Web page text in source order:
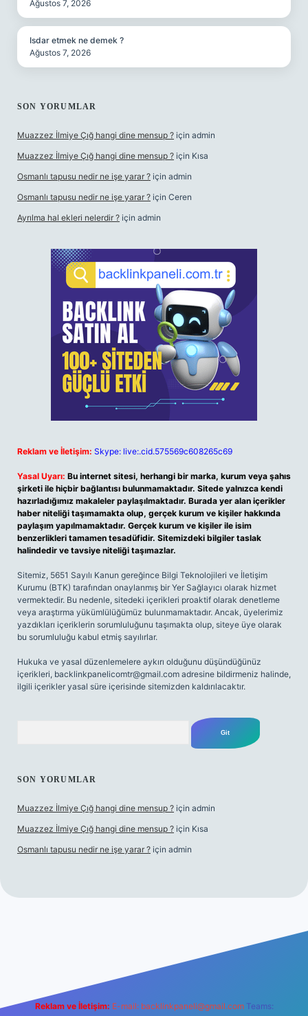
Ağustos 7, 2026
Isdar etmek ne demek ?
Ağustos 7, 2026
SON YORUMLAR
Muazzez İlmiye Çığ hangi dine mensup ? için admin
Muazzez İlmiye Çığ hangi dine mensup ? için Kısa
Osmanlı tapusu nedir ne işe yarar ? için admin
Osmanlı tapusu nedir ne işe yarar ? için Ceren
Ayrılma hal ekleri nelerdir ? için admin
Reklam ve İletişim: Skype: live:.cid.575569c608265c69
Yasal Uyarı: Bu internet sitesi, herhangi bir marka, kurum veya şahıs
şirketi ile hiçbir bağlantısı bulunmamaktadır. Sitede yalnızca kendi
hazırladığımız makaleler paylaşılmaktadır. Burada yer alan içerikler
haber niteliği taşımamakta olup, gerçek kurum ve kişiler hakkında
paylaşım yapılmamaktadır. Gerçek kurum ve kişiler ile isim
benzerlikleri tamamen tesadüfidir. Sitemizdeki bilgiler taslak
halindedir ve tavsiye niteliği taşımazlar.
Sitemiz, 5651 Sayılı Kanun gereğince Bilgi Teknolojileri ve İletişim
Kurumu (BTK) tarafından onaylanmış bir Yer Sağlayıcı olarak hizmet
vermektedir. Bu nedenle, sitedeki içerikleri proaktif olarak denetleme
veya araştırma yükümlülüğümüz bulunmamaktadır. Ancak, üyelerimiz
yazdıkları içeriklerin sorumluluğunu taşımakta olup, siteye üye olarak
bu sorumluluğu kabul etmiş sayılırlar.
Hukuka ve yasal düzenlemelere aykırı olduğunu düşündüğünüz
içerikleri, backlinkpanelicomtr@gmail.com adresine bildirmeniz halinde,
ilgili içerikler yasal süre içerisinde sitemizden kaldırılacaktır.
SON YORUMLAR
Muazzez İlmiye Çığ hangi dine mensup ? için admin
Muazzez İlmiye Çığ hangi dine mensup ? için Kısa
Osmanlı tapusu nedir ne işe yarar ? için admin
Reklam ve İletişim: E-mail: backlinkpaneli@gmail.com Teams: